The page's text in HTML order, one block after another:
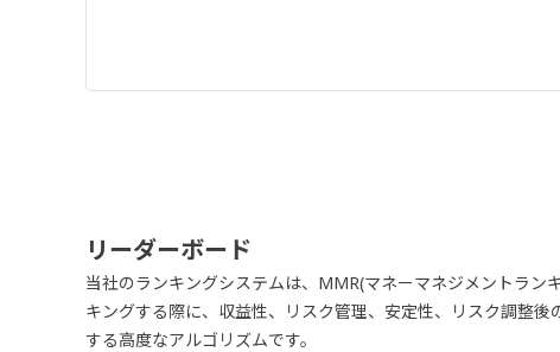
リーダーボード
当社のランキングシステムは、MMR(マネーマネジメントラン
キングする際に、収益性、リスク管理、安定性、リスク調整
する高度なアルゴリズムです。